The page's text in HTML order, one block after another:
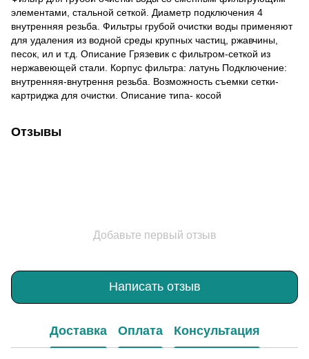
элементами, стальной сеткой. Диаметр подключения 4
внутренняя резьба. Фильтры грубой очистки воды применяют
для удаления из водной среды крупных частиц, ржавчины,
песок, ил и т.д. Описание Грязевик с фильтром-сеткой из
нержавеющей стали. Корпус фильтра: латунь Подключение:
внутренняя-внутрення резьба. Возможность съемки сетки-
картриджа для очистки. Описание типа- косой
Отзывы
Добавьте первый отзыв
Написать отзыв
Доставка Оплата Консультация